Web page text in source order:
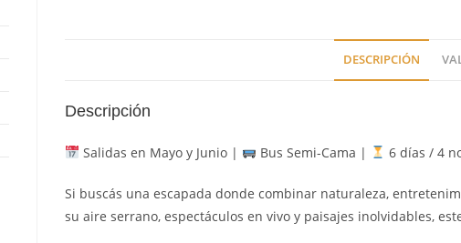
DESCRIPCIÓN
Descripción
Salidas en Mayo y Junio | Bus Semi-Cama | 6 días / 4
Si buscás una escapada donde combinar naturaleza,
su aire serrano, espectáculos en vivo y paisajes inolvidables,